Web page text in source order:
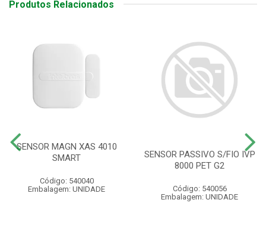
Produtos Relacionados
SENSOR MAGN XAS 4010
SMART
Código: 540040
Embalagem: UNIDADE
SENSOR PASSIVO S/FIO IVP
8000 PET G2
Código: 540056
Embalagem: UNIDADE